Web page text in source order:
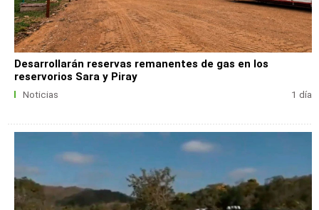
Desarrollarán reservas remanentes de gas en los
reservorios Sara y Piray
Noticias 1 día